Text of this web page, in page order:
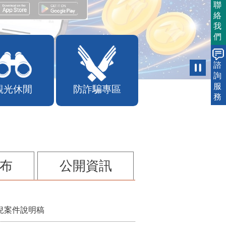
光休閒 防詐騙專區
公開資訊
案件說明稿
聯
絡
我
們
諮
詢
服
務